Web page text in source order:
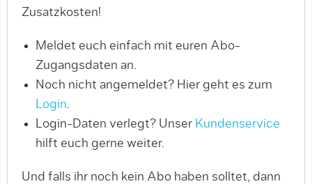
Zusatzkosten!
Meldet euch einfach mit euren Abo-
Zugangsdaten an.
Noch nicht angemeldet? Hier geht es zum
Login.
Login-Daten verlegt? Unser Kundenservice
hilft euch gerne weiter.
Und falls ihr noch kein Abo haben solltet, dann